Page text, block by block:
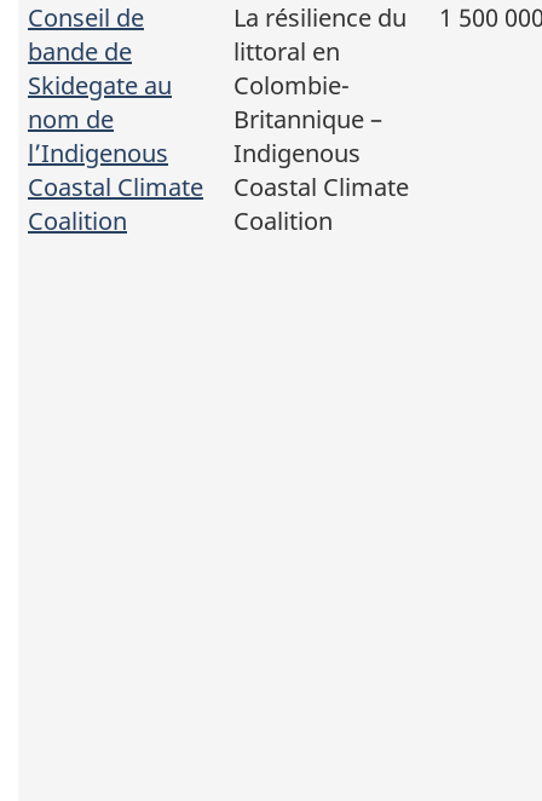
Conseil de
bande de
Skidegate au
nom de
l’Indigenous
Coastal Climate
Coalition
La résilience du
littoral en
Colombie-
Britannique –
Indigenous
Coastal Climate
Coalition
1 500